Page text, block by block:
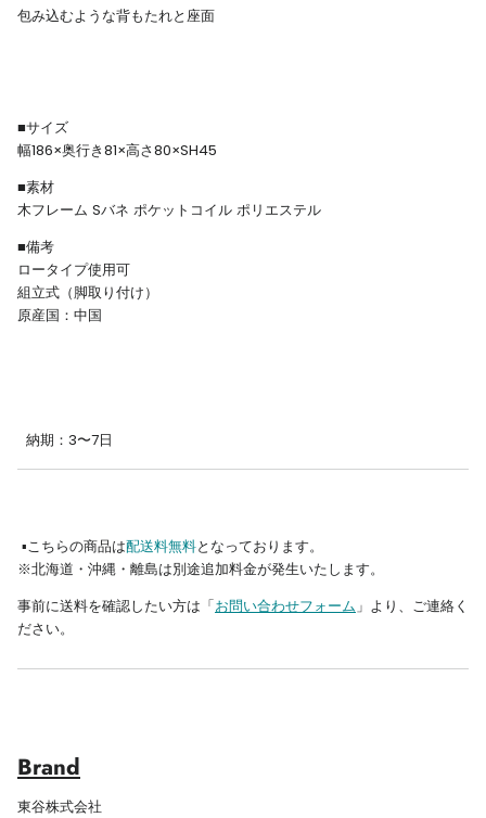
包み込むような背もたれと座面
■サイズ
幅186×奥行き81×高さ80×SH45
■素材
木フレーム Sバネ ポケットコイル ポリエステル
■備考
ロータイプ使用可
組立式（脚取り付け）
原産国：中国
納期：3〜7日
▪︎こちらの商品は配送料無料となっております。
※北海道・沖縄・離島は別途追加料金が発生いたします。
事前に送料を確認したい方は「お問い合わせフォーム」より、ご連絡く
ださい。
Brand
東谷株式会社